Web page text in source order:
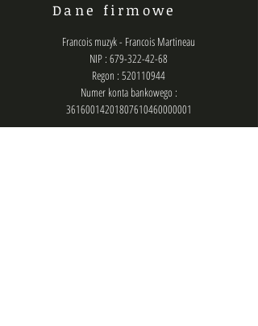
Dane firmowe
Francois muzyk - Francois Martineau
NIP : 679-322-42-68
Regon : 520110944
Numer konta bankowego :
36160014201807610460000001